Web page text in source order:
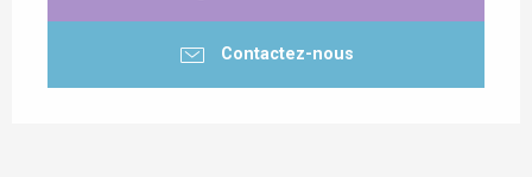
Contactez-nous